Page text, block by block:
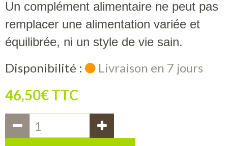
Un complément alimentaire ne peut pas
remplacer une alimentation variée et
équilibrée, ni un style de vie sain.
Disponibilité : Livraison en 7 jours
46,50€ TTC